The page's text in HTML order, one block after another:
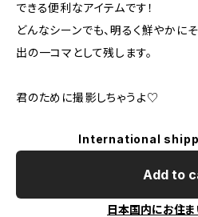
できる便利なアイテムです！
どんなシーンでも、明るく鮮やかに
出の一コマとして残します。
君のために撮影しちゃうよ♡
International
Add to
日本国内にお住